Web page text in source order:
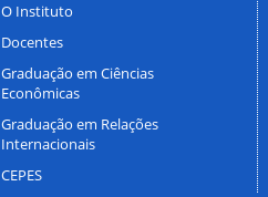
O Instituto
Docentes
Graduação em Ciências
Econômicas
Graduação em Relações
Internacionais
CEPES